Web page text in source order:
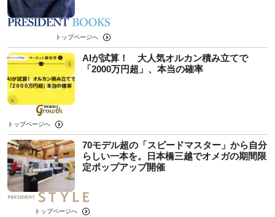
トップページへ
AIが試算！ 大人気オルカン積み立てで
「2000万円超」、本当の確率
トップページへ
70モデル超の「スピードマスター」から自分
らしい一本を。日本橋三越でオメガの期間限
定ポップアップ開催
トップページへ